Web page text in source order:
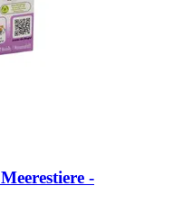
Meerestiere -​